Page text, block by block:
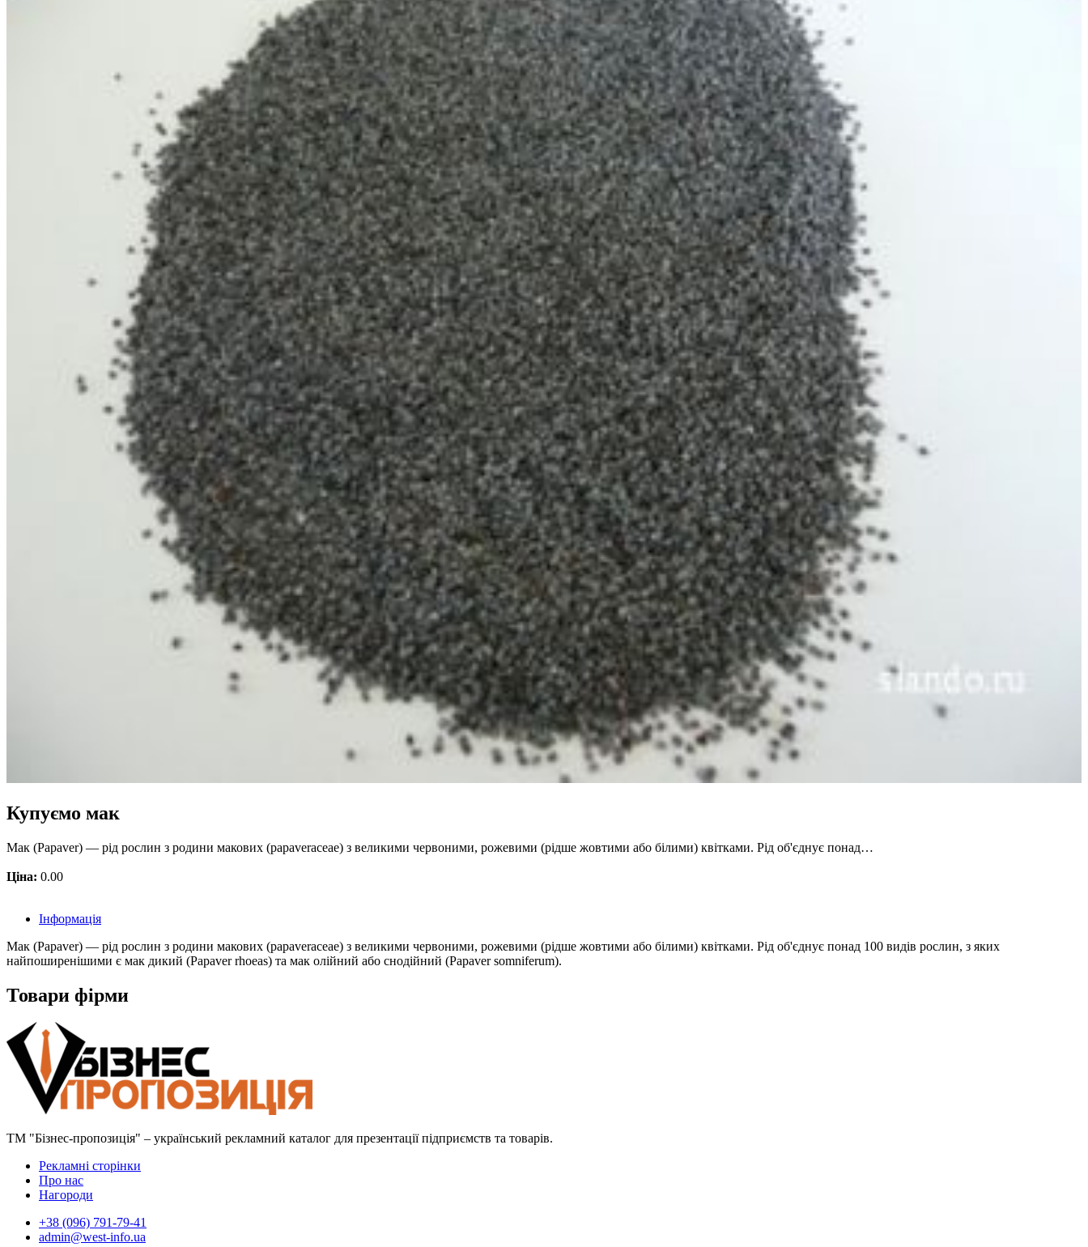
Купуємо мак
Мак (Papaver) — рід рослин з родини макових (papaveraceae) з великими червоними, рожевими (рідше жовтими або білими) квітками. Рід об'єднує понад…
Ціна: 0.00
Інформація
Мак (Papaver) — рід рослин з родини макових (papaveraceae) з великими червоними, рожевими (рідше жовтими або білими) квітками. Рід об'єднує понад 100 видів рослин, з яких
найпоширенішими є мак дикий (Papaver rhoeas) та мак олійний або снодійний (Papaver somniferum).
Товари фірми
ТМ "Бізнес-пропозиція" – український рекламний каталог для презентації підприємств та товарів.
Рекламні сторінки
Про нас
Нагороди
+38 (096) 791-79-41
admin@west-info.ua